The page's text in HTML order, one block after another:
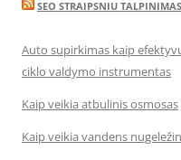
SEO STRAIPSNIU TALPINIMAS
Auto supirkimas kaip
ciklo valdymo instrumentas
Kaip veikia atbulinis osmosas
Kaip veikia vandens